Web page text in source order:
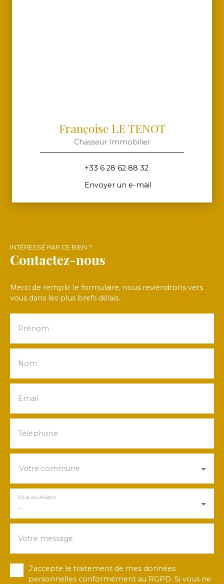
Françoise LE TENOT
Chasseur Immobilier
+33 6 28 62 88 32
Envoyer un e-mail
INTÉRESSÉ PAR CE BIEN ?
Contactez-nous
Merci de remplir le formulaire, nous reviendrons vers
vous dans les plus brefs délais.
Prénom
Nom
Email
Téléphone
Votre commune
-
Vous souhaitez
Votre message
J'accepte le traitement de mes données
personnelles conformément au RGPD. Si vous ne